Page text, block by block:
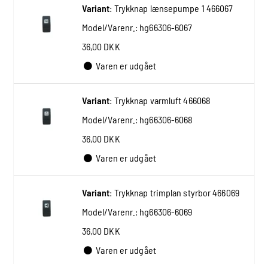
Variant: Trykknap lænsepumpe 1 466067
Model/Varenr.: hg66306-6067
36,00 DKK
Varen er udgået
Variant: Trykknap varmluft 466068
Model/Varenr.: hg66306-6068
36,00 DKK
Varen er udgået
Variant: Trykknap trimplan styrbor 466069
Model/Varenr.: hg66306-6069
36,00 DKK
Varen er udgået